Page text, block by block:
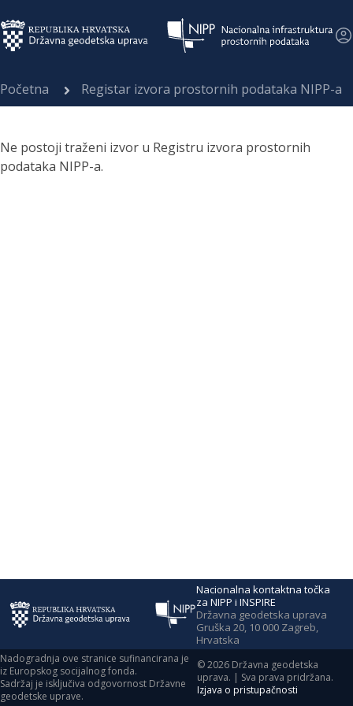
Početna Registar izvora prostornih podataka NIPP-a
Ne postoji traženi izvor u Registru izvora prostornih
podataka NIPP-a.
Nacionalna kontaktna točka
za NIPP i INSPIRE
Državna geodetska uprava
Gruška 20, 10 000 Zagreb,
Hrvatska
Nadogradnja ove stranice sufinancirana je
iz Europskog socijalnog fonda.
Sadržaj je isključiva odgovornost Državne
geodetske uprave.
©2026 Državna geodetska
uprava. | Sva prava pridržana.
Izjava o pristupačnosti